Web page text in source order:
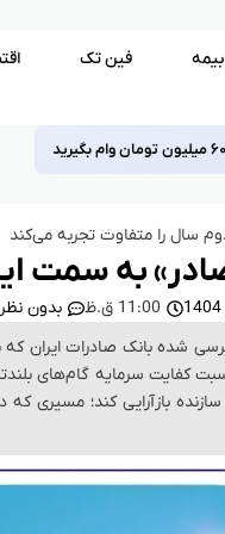
فین تک
جدید شرکت توسعه فناوری
سال را متفاوت تجربه می‌کند
به سمت
11:00 ق.ظ
بدون نظر
شده بانک صادرات ایران
کفایت سرمایه گام‌های